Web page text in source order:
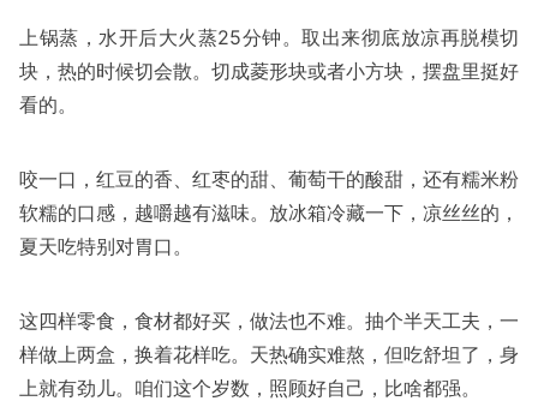
上锅蒸，水开后大火蒸25分钟。取出来彻底放凉再脱模切
块，热的时候切会散。切成菱形块或者小方块，摆盘里挺好
看的。
咬一口，红豆的香、红枣的甜、葡萄干的酸甜，还有糯米粉
软糯的口感，越嚼越有滋味。放冰箱冷藏一下，凉丝丝的，
夏天吃特别对胃口。
这四样零食，食材都好买，做法也不难。抽个半天工夫，一
样做上两盒，换着花样吃。天热确实难熬，但吃舒坦了，身
上就有劲儿。咱们这个岁数，照顾好自己，比啥都强。